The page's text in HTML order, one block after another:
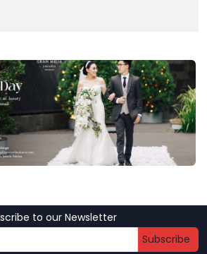
to our Newsletter
Subscribe